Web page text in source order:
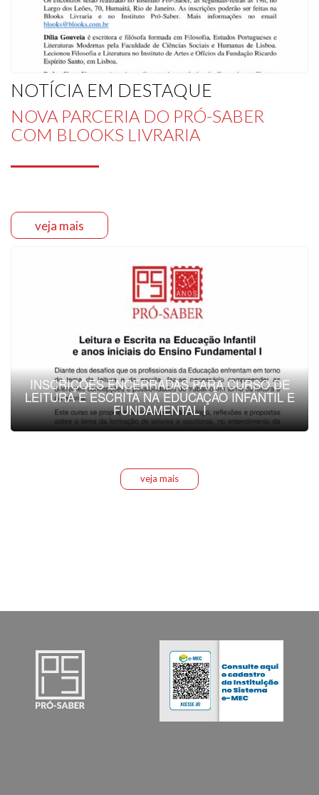
NOTÍCIA EM DESTAQUE
NOVA PARCERIA DO PRÓ-SABER
COM BLOOKS LIVRARIA
veja mais
INSCRIÇÕES ENCERRADAS PARA CURSO DE
LEITURA E ESCRITA NA EDUCAÇÃO INFANTIL E
FUNDAMENTAL I
veja mais